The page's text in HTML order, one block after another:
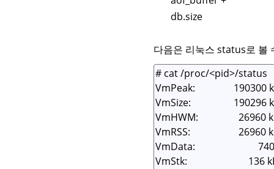
db.size
다음은 리눅스 status로 볼